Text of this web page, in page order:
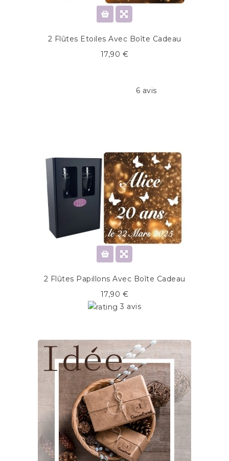
2 Flûtes Etoiles Avec Boîte Cadeau
17,90 €
6 avis
2 Flûtes Papillons Avec Boîte Cadeau
17,90 €
3 avis